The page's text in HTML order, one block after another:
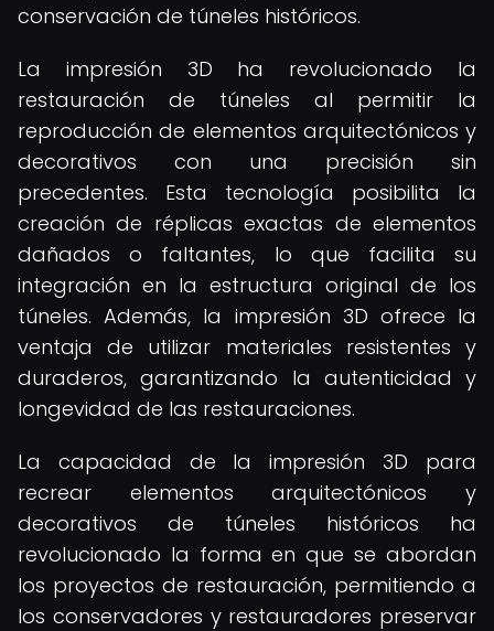
conservación de túneles históricos.
La impresión 3D ha revolucionado la
restauración de túneles al permitir la
reproducción de elementos arquitectónicos y
decorativos con una precisión sin
precedentes. Esta tecnología posibilita la
creación de réplicas exactas de elementos
dañados o faltantes, lo que facilita su
integración en la estructura original de los
túneles. Además, la impresión 3D ofrece la
ventaja de utilizar materiales resistentes y
duraderos, garantizando la autenticidad y
longevidad de las restauraciones.
La capacidad de la impresión 3D para
recrear elementos arquitectónicos y
decorativos de túneles históricos ha
revolucionado la forma en que se abordan
los proyectos de restauración, permitiendo a
los conservadores y restauradores preservar